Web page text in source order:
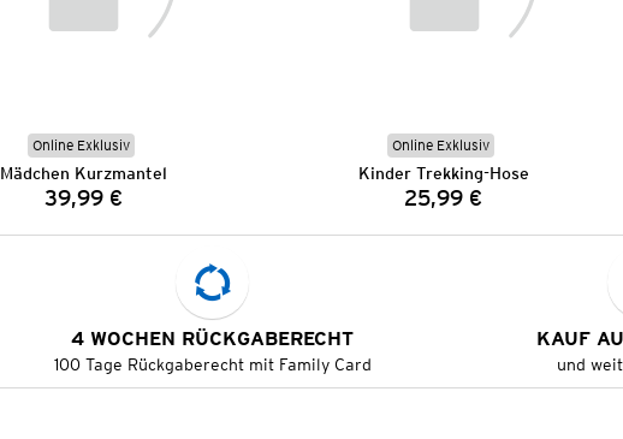
Online Exklusiv
Mädchen Kurzmantel
Preis:
39,99 €
Online Exklusiv
Kinder Trekking-Hose
Preis:
25,99 €
4 WOCHEN RÜCKGABERECHT
100 Tage Rückgaberecht mit Family Card
KAUF
und